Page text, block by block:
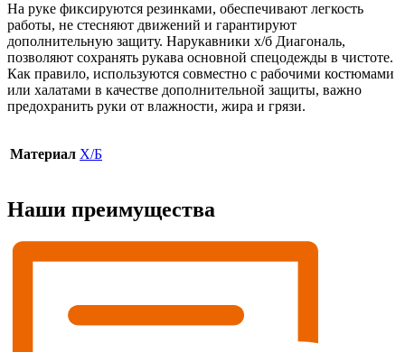
На руке фиксируются резинками, обеспечивают легкость
работы, не стесняют движений и гарантируют
дополнительную защиту. Нарукавники х/б Диагональ,
позволяют сохранять рукава основной спецодежды в чистоте.
Как правило, используются совместно с рабочими костюмами
или халатами в качестве дополнительной защиты, важно
предохранить руки от влажности, жира и грязи.
Материал Х/Б
Наши преимущества